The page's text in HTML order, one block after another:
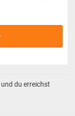
und du erreichst